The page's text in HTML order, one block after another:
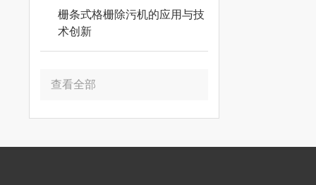
栅条式格栅除污机的应用与技
术创新
查看全部